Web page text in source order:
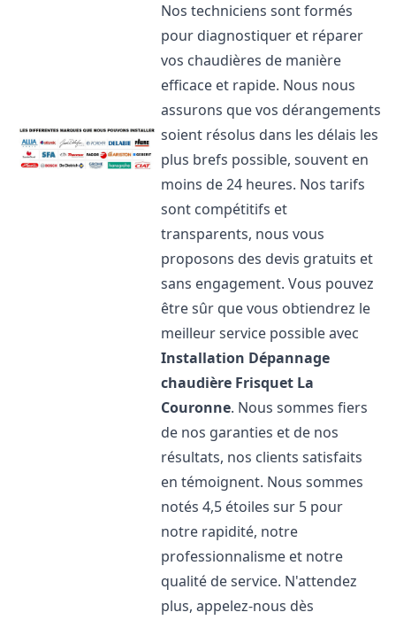
Nos techniciens sont formés
pour diagnostiquer et réparer
vos chaudières de manière
efficace et rapide. Nous nous
assurons que vos dérangements
soient résolus dans les délais les
plus brefs possible, souvent en
moins de 24 heures. Nos tarifs
sont compétitifs et
transparents, nous vous
proposons des devis gratuits et
sans engagement. Vous pouvez
être sûr que vous obtiendrez le
meilleur service possible avec
Installation Dépannage
chaudière Frisquet La
Couronne. Nous sommes fiers
de nos garanties et de nos
résultats, nos clients satisfaits
en témoignent. Nous sommes
notés 4,5 étoiles sur 5 pour
notre rapidité, notre
professionnalisme et notre
qualité de service. N'attendez
plus, appelez-nous dès